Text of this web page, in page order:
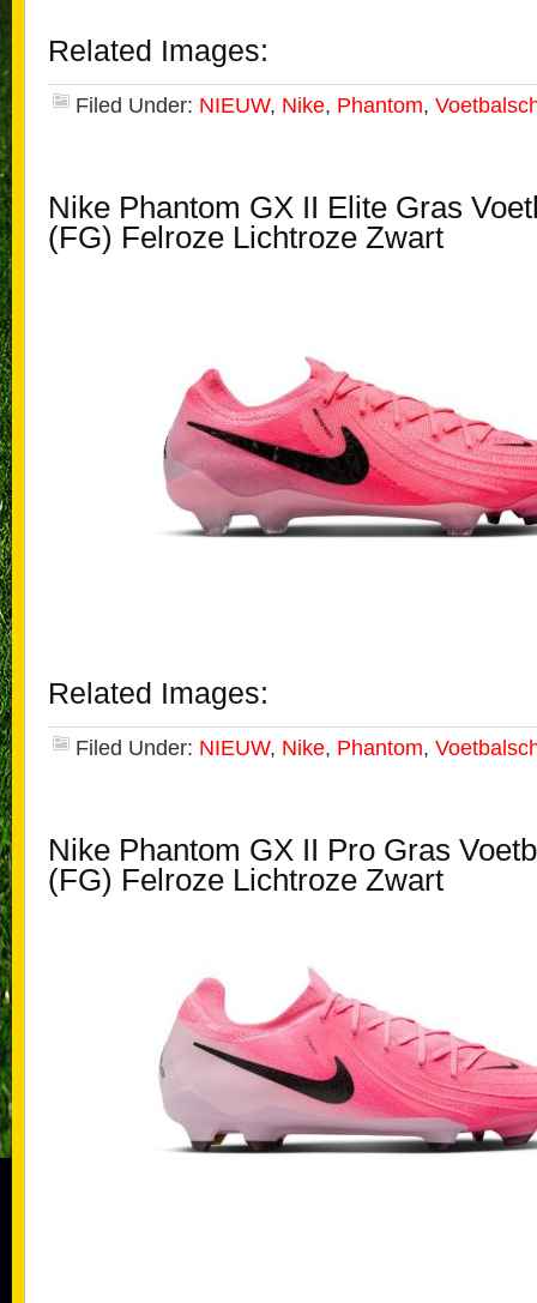
Related Images:
Filed Under: NIEUW, Nike, Phantom,
Nike Phantom GX II Elite Gras
(FG) Felroze Lichtroze Zwart
Related Images:
Filed Under: NIEUW, Nike, Phantom,
Nike Phantom GX II Pro Gras
(FG) Felroze Lichtroze Zwart